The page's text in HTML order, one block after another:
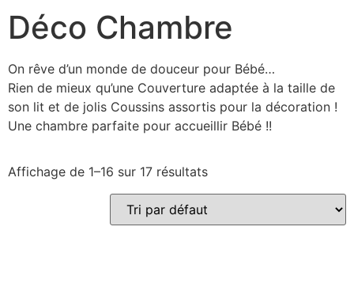
Déco Chambre
On rêve d’un monde de douceur pour Bébé…
Rien de mieux qu’une Couverture adaptée à la taille de
son lit et de jolis Coussins assortis pour la décoration !
Une chambre parfaite pour accueillir Bébé !!
Affichage de 1–16 sur 17 résultats